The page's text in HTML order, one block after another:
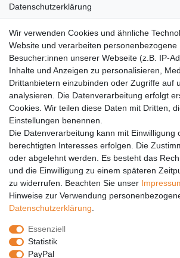
Datenschutzerklärung
Versandkosten
Barrierefreiheit
Anleitungen
Vertrag widerrufen
PARTNER
DHL
GLS
PaketPLUS
SPONSORING
Malchower SV 90
Malchower Wölfe
Wir verwenden Cookies und ähnliche
Website und verarbeiten personenbezogene
Besucher:innen unserer Webseite (z.B. IP-
Inhalte und Anzeigen zu personalisieren,
Drittanbietern einzubinden oder Zugriffe auf
analysieren. Die Datenverarbeitung erfolgt
Cookies. Wir teilen diese Daten mit Dritten,
Einstellungen benennen.
Die Datenverarbeitung kann mit Einwilligung
berechtigten Interesses erfolgen. Die
oder abgelehnt werden. Es besteht das
und die Einwilligung zu einem späteren
zu widerrufen. Beachten Sie unser
Hinweise zur Verwendung
Daten­schutz­erklärung
Essenziell
Statistik
PayPal